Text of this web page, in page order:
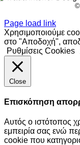
©
Page load link
Χρησιμοποιούμε
στο "Αποδοχή",
Ρυθμίσεις Cookies
Close
Επισκόπηση
Αυτός ο ιστότοπος
εμπειρία σας ενώ
cookie που